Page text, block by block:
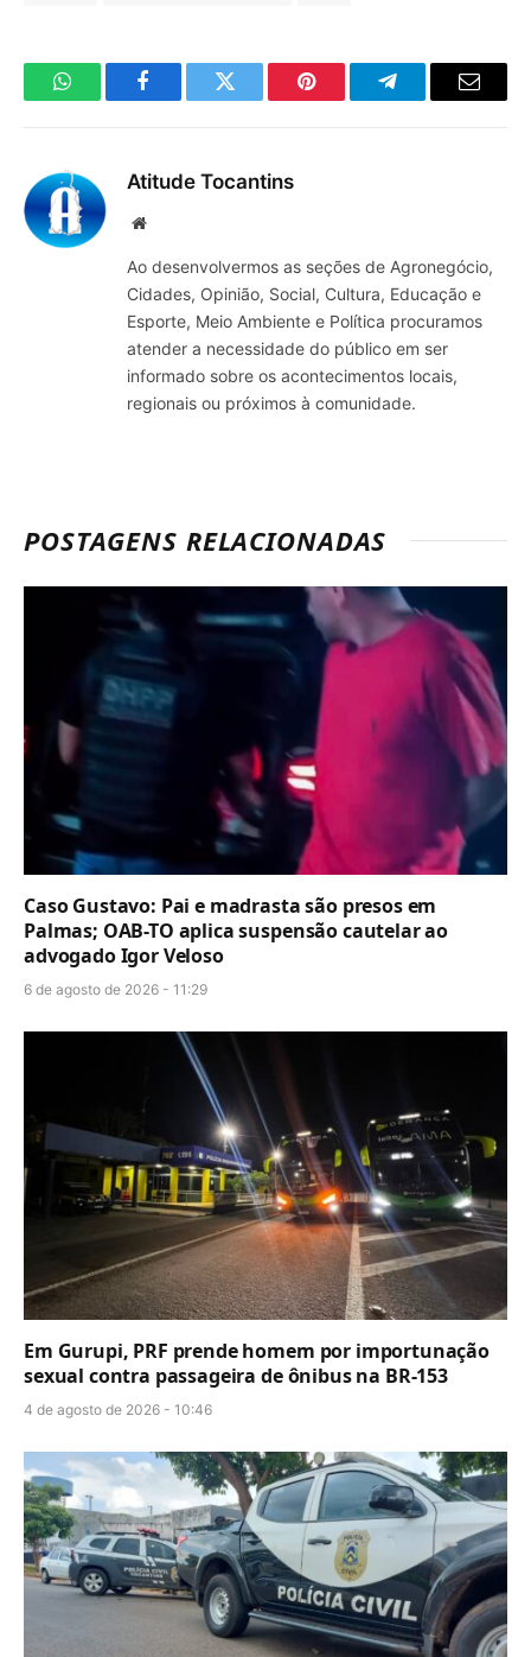
WhatsAppFacebookTwitter Pinterest TelegramaE-
Atitude Tocantins
Site
Ao desenvolvermos as seções de Agronegócio,
Cidades, Opinião, Social, Cultura, Educação e
Esporte, Meio Ambiente e Política procuramos
atender a necessidade do público em ser
informado sobre os acontecimentos locais,
regionais ou próximos à comunidade.
POSTAGENS RELACIONADAS
Caso Gustavo: Pai e madrasta são presos em
Palmas; OAB-TO aplica suspensão cautelar ao
advogado Igor Veloso
6 de agosto de 2026 - 11:29
Em Gurupi, PRF prende homem por importunação
sexual contra passageira de ônibus na BR-153
4 de agosto de 2026 - 10:46